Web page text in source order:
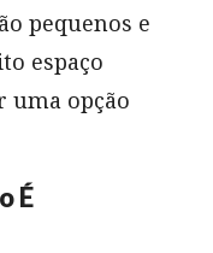
pequenos e
espaço
uma opção
É